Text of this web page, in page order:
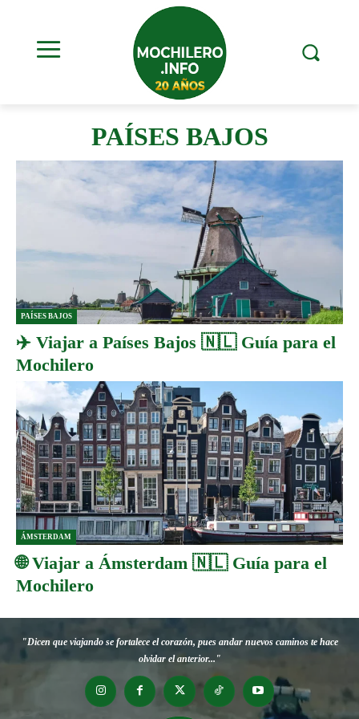
PAÍSES BAJOS
PAÍSES BAJOS
✈️ Viajar a Países Bajos 🇳🇱 Guía para el
Mochilero
ÁMSTERDAM
🌐 Viajar a Ámsterdam 🇳🇱 Guía para el
Mochilero
"Dicen que viajando se fortalece el corazón, pues andar nuevos caminos te hace
olvidar el anterior..."